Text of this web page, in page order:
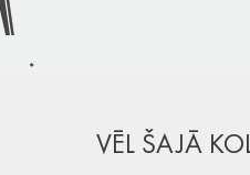
VĒL ŠAJĀ